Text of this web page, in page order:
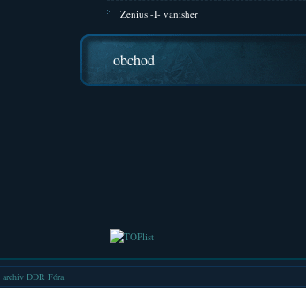
Zenius -I- vanisher
obchod
archiv DDR Fóra